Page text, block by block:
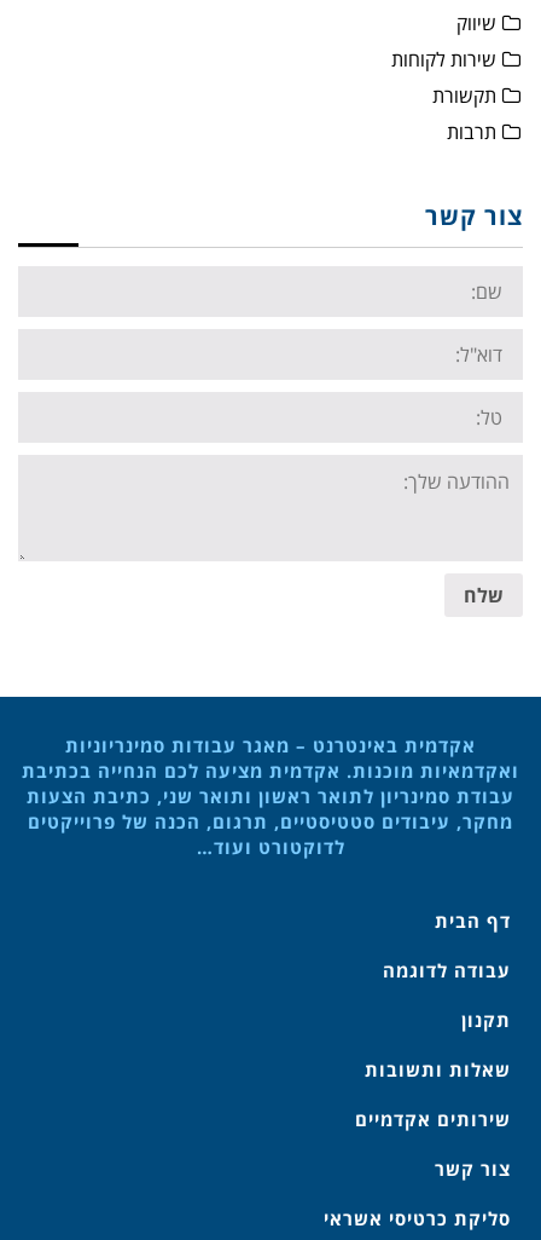
שיווק
שירות לקוחות
תקשורת
תרבות
צור קשר
Name:
Email:
Tel:
Your
message:
שלח
אקדמית באינטרנט – מאגר עבודות סמינריוניות
ואקדמאיות מוכנות. אקדמית מציעה לכם הנחייה בכתיבת
עבודת סמינריון לתואר ראשון ותואר שני, כתיבת הצעות
מחקר, עיבודים סטטיסטיים, תרגום, הכנה של פרוייקטים
לדוקטורט ועוד…
דף הבית
עבודה לדוגמה
תקנון
שאלות ותשובות
שירותים אקדמיים
צור קשר
סליקת כרטיסי אשראי